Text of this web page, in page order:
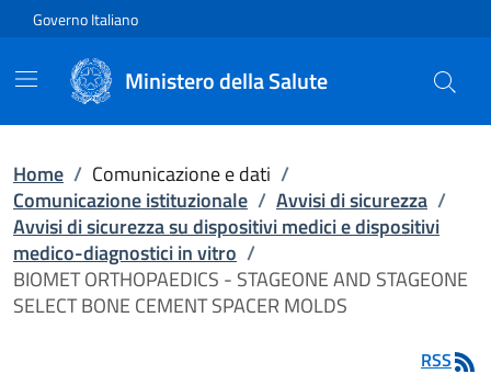
Vai direttamente al contenuto
Governo Italiano
Ministero della Salute
Home / Comunicazione e dati /
Comunicazione istituzionale / Avvisi di sicurezza /
Avvisi di sicurezza su dispositivi medici e dispositivi
medico-diagnostici in vitro /
BIOMET ORTHOPAEDICS - STAGEONE AND STAGEONE
SELECT BONE CEMENT SPACER MOLDS
RSS